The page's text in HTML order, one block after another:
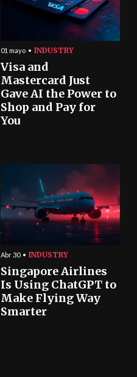
01 mayo INDUSTRY
Visa and
Mastercard Just
Gave AI the Power to
Shop and Pay for
You
Abr 30 INDUSTRY
Singapore Airlines
Is Using ChatGPT to
Make Flying Way
Smarter